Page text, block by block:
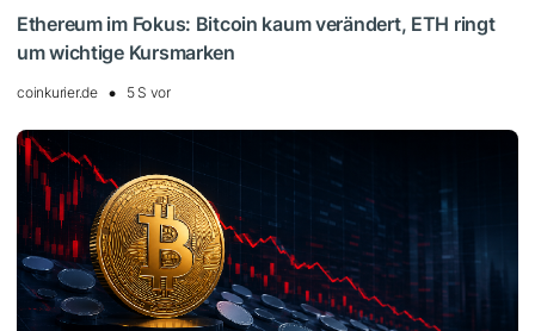
Ethereum im Fokus: Bitcoin kaum verändert, ETH ringt
um wichtige Kursmarken
coinkurier.de 5 S vor